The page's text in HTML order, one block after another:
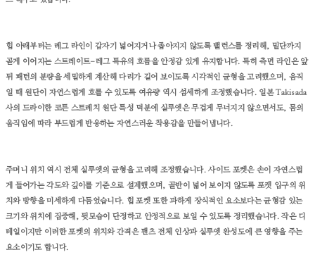
힙 아래부터는 레그 라인이 갑자기 넓어지거나 좁아지지 않도록 밸런스를 정리해, 밑단까지
곧게 이어지는 스트레이트-레그 특유의 흐름을 안정감 있게 유지합니다. 특히 측면 라인은 앞
뒤 패턴의 분량을 세밀하게 계산해 다리가 길어 보이도록 시각적인 균형을 고려했으며, 움직
일 때 원단이 자연스럽게 흐를 수 있도록 여유량 역시 섬세하게 조정했습니다. 일본 Takisada
사의 드라이한 코튼 스트레치 원단 특성 덕분에 실루엣은 무겁게 무너지지 않으면서도, 몸의
움직임에 따라 부드럽게 반응하는 자연스러운 착용감을 만들어냅니다.
주머니 위치 역시 전체 실루엣의 균형을 고려해 조정했습니다. 사이드 포켓은 손이 자연스럽
게 들어가는 각도와 깊이를 기준으로 설계했으며, 골반이 넓어 보이지 않도록 포켓 입구의 위
치와 방향을 미세하게 다듬었습니다. 힙 포켓 또한 과하게 장식적인 요소보다는 균형감 있는
크기와 위치에 집중해, 뒷모습이 단정하고 안정적으로 보일 수 있도록 정리했습니다. 작은 디
테일이지만 이러한 포켓의 위치와 간격은 팬츠 전체 인상과 실루엣 완성도에 큰 영향을 주는
요소이기도 합니다.